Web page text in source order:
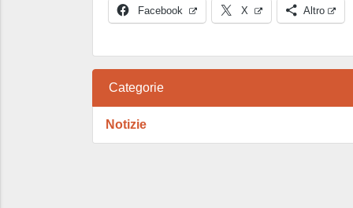
Facebook X Altro
Categorie
Notizie